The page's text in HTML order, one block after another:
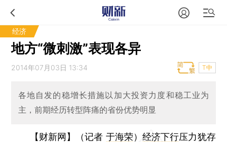
经济
地方“微刺激”表现各异
2014年07月03日 13:34 T中
各地自发的稳增长措施以加大投资力度和稳工业为
主，前期经历转型阵痛的省份优势明显
【财新网】（记者 于海荣） 经济下行压力犹存